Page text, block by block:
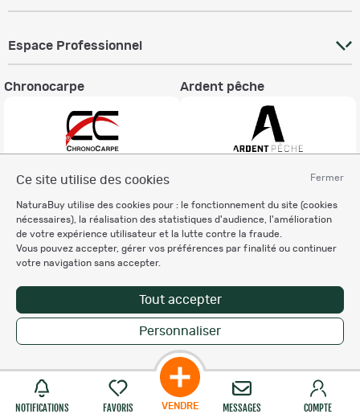
Fermer
Ce site utilise des cookies
NaturaBuy utilise des cookies pour : le fonctionnement du site (cookies
nécessaires), la réalisation des statistiques d'audience, l'amélioration
de votre expérience utilisateur et la lutte contre la fraude.
Vous pouvez accepter, gérer vos préférences par finalité ou continuer
votre navigation sans accepter.
Tout accepter
Personnaliser
NOTIFICATIONS FAVORIS VENDRE MESSAGES COMPTE
Espace Professionnel
Chronocarpe Ardent pêche
Charte éthique
Mentions légales
Règlement & Conditions d'utilisation
Politique de protection
des données personnelles
Personnalisation des cookies
Copyright © 2007-2026 NaturaBuy. Tous droits réservés. N°CNIL: 1239459.
Les marques commerciales mentionnées appartiennent à leurs propriétaires
respectifs in 0.087 s
Suggestions de recherche
Site NaturaBuy classique